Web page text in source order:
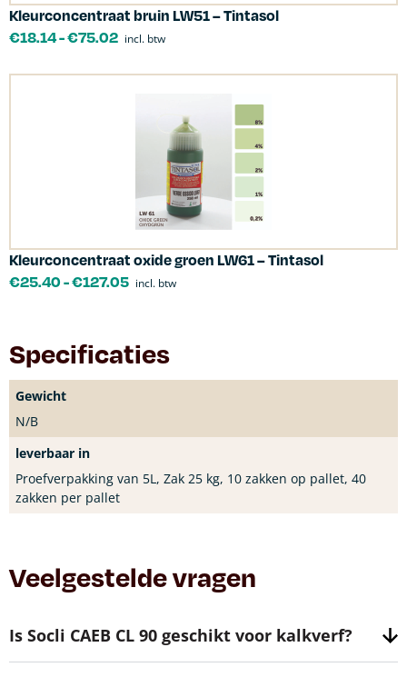
Kleurconcentraat bruin LW51 – Tintasol
€18.14-€75.02 incl. btw
Kleurconcentraat oxide groen LW61 – Tintasol
€25.40-€127.05 incl. btw
Specificaties
Gewicht
N/B
leverbaar in
Proefverpakking van 5L, Zak 25 kg, 10 zakken op pallet, 40
zakken per pallet
Veelgestelde vragen
Is Socli CAEB CL 90 geschikt voor kalkverf?